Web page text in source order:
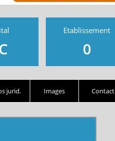
Etablissement
0
jurid. Images Contact